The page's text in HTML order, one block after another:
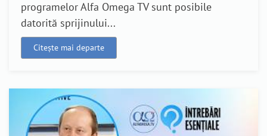
programelor Alfa Omega TV sunt posibile
datorită sprijinului...
Citește mai departe